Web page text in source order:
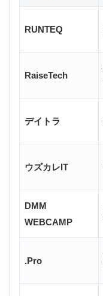
RUNTEQ
RaiseTech
デイトラ
ウズカレIT
DMM
WEBCAMP
.Pro